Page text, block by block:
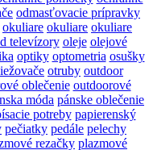
odmasťovacie prípravky
okuliare okuliare okuliare
televízory oleje olejové
optiky optometria osušky
otruby outdoor
oblečenie outdoorové
móda pánske oblečenie
potreby papierenský
pečiatky pedále pelechy
rezačky plazmové